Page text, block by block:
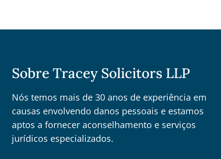
Sobre Tracey Solicitors LLP
Nós temos mais de 30 anos de experiência em
causas envolvendo danos pessoais e estamos
aptos a fornecer aconselhamento e serviços
jurídicos especializados.